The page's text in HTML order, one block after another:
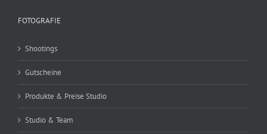
FOTOGRAFIE
Shootings
Gutscheine
Produkte & Preise Studio
Studio & Team